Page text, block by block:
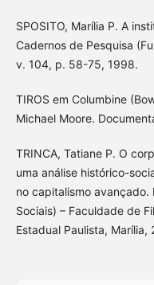
SPOSITO, Marília P. A
Cadernos de Pesquisa
v. 104, p. 58-75, 1998.
TIROS em Columbine
Michael Moore.
TRINCA, Tatiane P. O
uma análise histórico-
no capitalismo avançado.
Sociais) – Faculdade de
Estadual Paulista, Marília,